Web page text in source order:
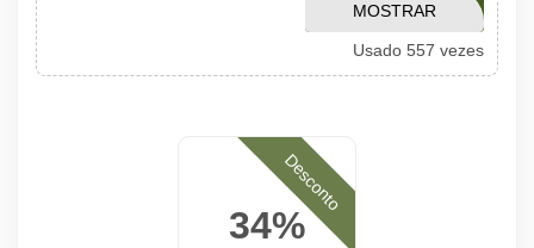
VOOS20
MOSTRAR
CÓDIGO
Usado 557 vezes
34%
Desconto